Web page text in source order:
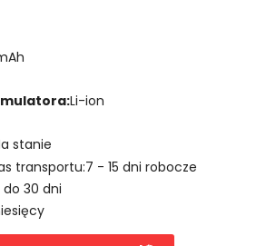
Li-ion
stanie
transportu:7 - 15 dni robocze
30 dni